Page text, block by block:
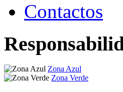
Contactos
Zona Azul
Zona Verde